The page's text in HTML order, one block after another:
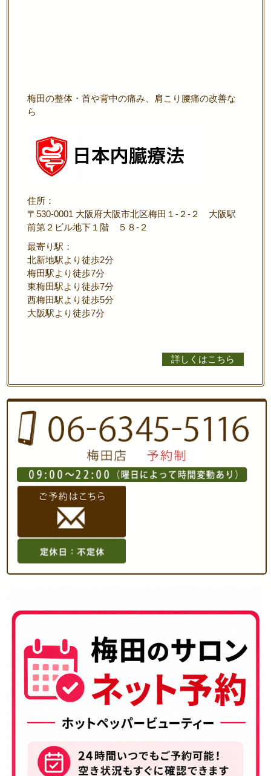
梅田の整体・首や背中の痛み、肩こり腰痛の改善な
ら
住所：
〒530-0001 大阪府大阪市北区梅田１-２-２ 大阪駅
前第２ビル地下１階 ５８-２
最寄り駅：
北新地駅より徒歩2分
梅田駅より徒歩7分
東梅田駅より徒歩7分
西梅田駅より徒歩5分
大阪駅より徒歩7分
詳しくはこちら